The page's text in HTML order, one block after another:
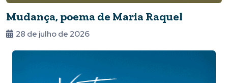
Mudança, poema de Maria Raquel
28 de julho de 2026